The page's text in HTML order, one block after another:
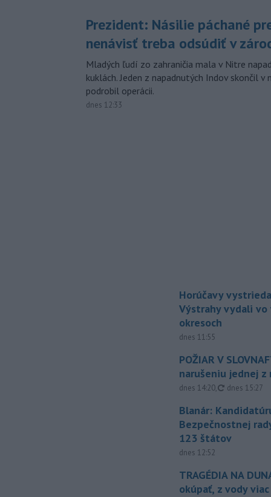
Prezident: Násilie páchané
nenávisť treba odsúdiť v
Mladých ľudí zo zahraničia mala v Nitre
kuklách. Jeden z napadnutých Indov skončil v
podrobil operácii.
dnes 12:33
Horúčavy
Výstrahy vydali vo
okresoch
dnes 11:55
POŽIAR V
narušeniu jednej z
dnes 14:20, aktualizované
dnes 15:27
Blanár:
Bezpečnostnej
123 štátov
dnes 12:52
TRAGÉDIA NA
okúpať, z vody